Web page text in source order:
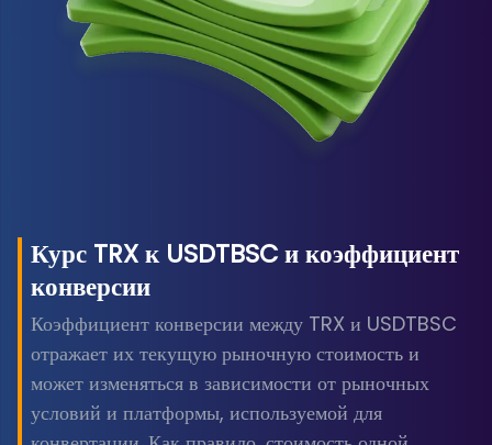
Курс TRX к USDTBSC и коэффициент
конверсии
Коэффициент конверсии между TRX и USDTBSC
отражает их текущую рыночную стоимость и
может изменяться в зависимости от рыночных
условий и платформы, используемой для